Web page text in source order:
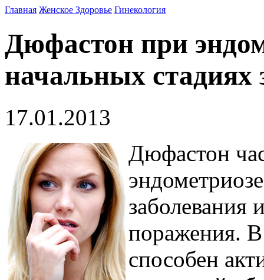
Главная Женское Здоровье Гинекология
Дюфастон при
начальных стадиях
17.01.2013
Дюфастон
заболевания
поражения.
способен